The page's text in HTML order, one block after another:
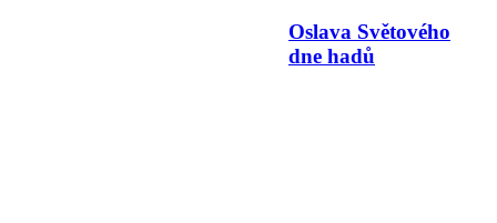
Oslava Světového
dne hadů